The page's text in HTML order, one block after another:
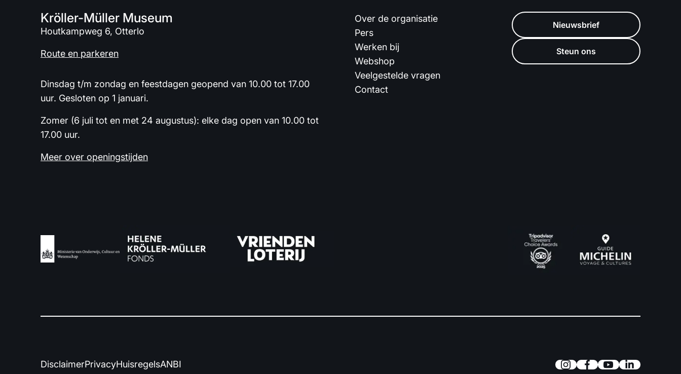
Kröller-Müller Museum
Houtkampweg 6, Otterlo
Route en parkeren
Dinsdag t/m zondag en feestdagen geopend van 10.00 tot 17.00
uur. Gesloten op 1 januari.
Zomer (6 juli tot en met 24 augustus): elke dag open van 10.00 tot
17.00 uur.
Meer over openingstijden
Over de organisatie
Pers
Werken bij
Webshop
Veelgestelde vragen
Contact
Nieuwsbrief
Steun ons
DisclaimerPrivacyHuisregelsANBI